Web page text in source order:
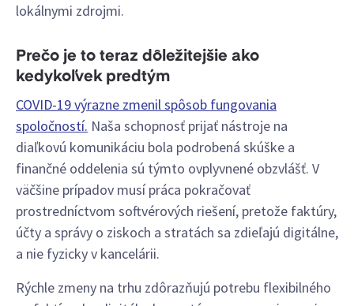
lokálnymi zdrojmi.
Prečo je to teraz dôležitejšie ako
kedykoľvek predtým
COVID-19 výrazne zmenil spôsob fungovania
spoločností. Naša schopnosť prijať nástroje na
diaľkovú komunikáciu bola podrobená skúške a
finančné oddelenia sú týmto ovplyvnené obzvlášť. V
väčšine prípadov musí práca pokračovať
prostredníctvom softvérových riešení, pretože faktúry,
účty a správy o ziskoch a stratách sa zdieľajú digitálne,
a nie fyzicky v kancelárii.
Rýchle zmeny na trhu zdôrazňujú potrebu flexibilného